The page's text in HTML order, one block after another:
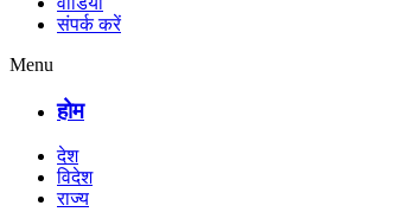
संपर्क करें
Menu
होम
देश
विदेश
राज्य